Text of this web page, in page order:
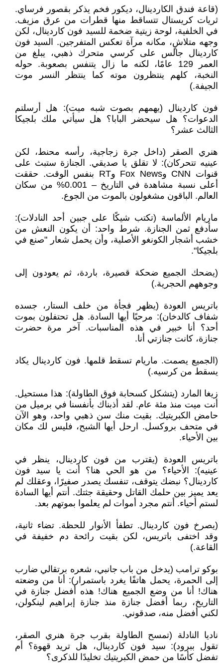
(قاعة فندق الكاردينال، ديكور فخم يذكر بقصور فرساي.
ثريات كريستال تتساقط منها قطرات من عرق مزيف.
في الخلفية، لوحة زيتية ضخمة للسيد فون كاردينال، لكن
وجهه متلاشٍ، مكانه مرآة تعكس المتفرجين. السيد فون
كاردينال جالس على كرسي متحرك ذهبي، يبلغ من
العمر 129 عامًا، لكنه ما زال يتنفس بصعوبة. حوله
النخبة، كلهم ينتظرون موته كما ينتظر النسر موت
الجيفة.)
فون كاردينال (يهمهم بصوت شبه ميت): هل أرسلتم
الدعوات؟ هل سيحضر البابا؟ هل سيأتي ملك بلجيكا
الثالث عشر؟
هنري الصقر (داخل جرة زجاجية، رأسه محنط، لكن
عينيه تتحركان): لا تقلق يا صديقي. الجنازة ستبث على
قنوات CNN وFox News وRT بنفس الوقت. حققت
أعلى نسبة مشاهدة في التاريخ – 0.001% من سكان
العالم. الباقون مشغولون بالموت من الجوع.
ماريام الألماسة (تكتب شيكًا على جبين أحد النادلات):
سأدفع ثمن الجنازة. شرط واحد: أن يكون النعش من
خشب أشجار الكونغو الأصلية، وأن يحمل شعار "صنع في
بلجيكا".
(يضحك الجميع ضحكة قصيرة، باردة، ثم يعودون إلى
وجوههم الحجرية.)
باتريس العودة (يظهر فجأة من خلف الستار، جسده
شفاف كالدخان): مرحبًا أيها السادة. هل تحتفلون بموت
أحد؟ أنا خبير في هذه المناسبات. آخر مرة حضرت
جنازة، كانت جنازتي أنا.
(الجميع يصمت. ماريام تسقط قلمها. فون كاردينال يكاد
يسقط من كرسيه.)
زيغا المارد (يتشكل كسحابة فوق الطاولة): هذا مستحيل.
أنت ميت منذ مئة عام. لقد أذبناك بأنفسنا في برميل من
حامض الكبريتيك. بقيت منك سن ذهبي واحد، وهو الآن
في متحف بروكسل. ارحل أيها الشبح، فليس لك مكان
بين الأحياء.
باتريس العودة (يقترب من فون كاردينال، ينظر في
عينيه): الأحياء؟ من هو الحي هنا؟ أنت يا سيد فون
كاردينال؟ نبضك يتوقف، تنفسك يصدر صفيرًا، وعقلك لم
يعد يميز بين حلمك القاتل وحقيقة جثتك. أنتم أيها السادة
لستم أحياء. أنتم مجرد أموات لم يعلموا بموتهم بعد.
(يصرخ فون كاردينال. تطفأ الأنوار للحظة. تضاء ثانية،
وقد اختفى باتريس، لكن بقيت رائحة دم خفيفة في
القاعة.)
بوكو ترامب (يدخل من باب جانبي، شعره برتقالي ضارب
إلى الحمرة، يحمل هاتفًا يغرد باستمرار): أنا من وضعته
هناك! أنا من وضع الجميع هناك! هذه أفضل جنازة في
التاريخ، ربما أفضل جنازة منذ جنازة إبراهيم لينكولن،
لكني أفضل منه، صدقوني.
ناديا النادلة (تمسح الطاولة بقرب جرة هنري الصقر،
تقول ببرود): سيد فون كاردينال، هل تريد قهوة؟ أم
تفضل كأسًا من حمض الكبريتيك تخليدًا للذكرى؟